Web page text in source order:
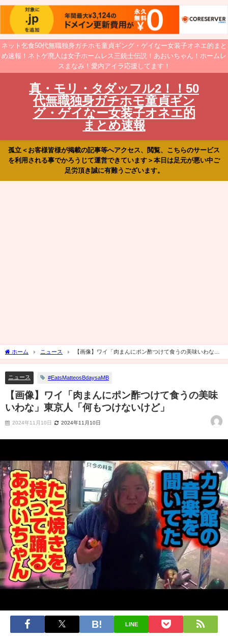
ネット乞食50代無職独身ガチホモ童貞ギング・ゲイなー女装子オネエ的まと
め速報！ネトゲ廃人は女子ホームレス三銃士伝説！あおいちゃん！ホームレ
スまなみ！愛内アイラ応援してます！
真・モリ・タダッフル2！！50
代無職独身ガチホモ童貞ギン
グ・ゲイなー女装子オネエ的
まとめ速報
孤立＜お客様皆様が掲載の記事等へアクセス、閲覧、こちらのサービス
を利用される事でかろうじて運営できています＞本日は足元が悪い中ご
足労頂き誠に有難うございます。
ホーム ニュース
【画像】ワイ「肉まんにポン酢つけて食うの美味いわな」
東京人「何もつけないけど」
ニュース #EatsMatteosBdaysaMB
【画像】ワイ「肉まんにポン酢つけて食うの美味
いわな」東京人「何もつけないけど」
2024年11月10日 2024年11月10日
LINE